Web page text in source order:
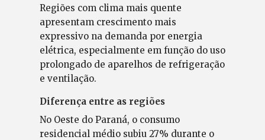
Regiões com clima mais quente
apresentam crescimento mais
expressivo na demanda por energia
elétrica, especialmente em função do uso
prolongado de aparelhos de refrigeração
e ventilação.
Diferença entre as regiões
No Oeste do Paraná, o consumo
residencial médio subiu 27% durante o